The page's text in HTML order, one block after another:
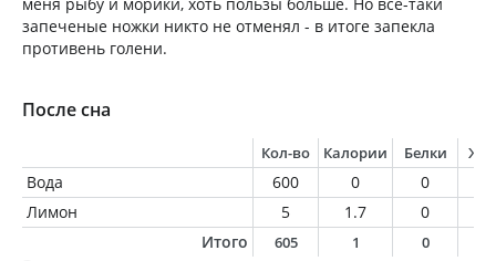
запеченые ножки никто не отменял - в итоге запекла
противень голени.
После сна
Кол-во Калории Белки
Вода 600 0 0
Лимон
5 1.7 0
Итого
605 1 0